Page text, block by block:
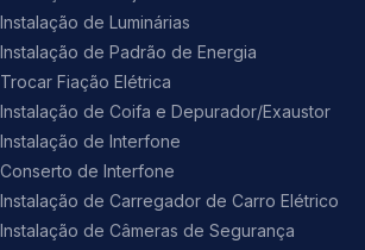
Instalação de Luminárias
Instalação de Padrão de Energia
Trocar Fiação Elétrica
Instalação de Coifa e Depurador/Exaustor
Instalação de Interfone
Conserto de Interfone
Instalação de Carregador de Carro Elétrico
Instalação de Câmeras de Segurança